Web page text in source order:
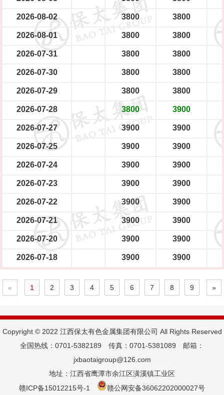
2026-08-02 3800 3800
2026-08-01 3800 3800
2026-07-31 3800 3800
2026-07-30 3800 3800
2026-07-29 3800 3800
2026-07-28 3800 3900
2026-07-27 3900 3900
2026-07-25 3900 3900
2026-07-24 3900 3900
2026-07-23 3900 3900
2026-07-22 3900 3900
2026-07-21 3900 3900
2026-07-20 3900 3900
2026-07-18 3900 3900
« 1 2 3 4 5 6 7 8 9 »
Copyright © 2022 江西保太有色金属集团有限公司 All Rights Reserved
全国热线：0701-5382189 传真：0701-5381089 邮箱：
jxbaotaigroup@126.com
地址：江西省鹰潭市余江区潢溪镇工业区
赣ICP备15012215号-1
赣公网安备36062202000027号